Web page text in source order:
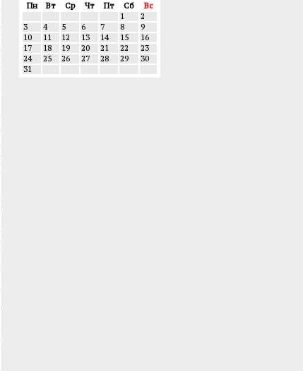
Пн Вт Ср Чт Пт Сб
Вс
1
2
3
4 5 6 7 8
9
10
11 12 13 14 15
16
17
18 19 20 21 22
23
24
25 26 27 28 29
30
31